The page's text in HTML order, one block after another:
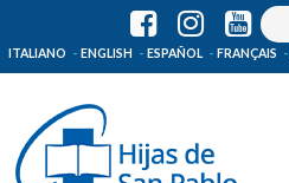
ITALIANO ENGLISH ESPAÑOL FRANÇAIS